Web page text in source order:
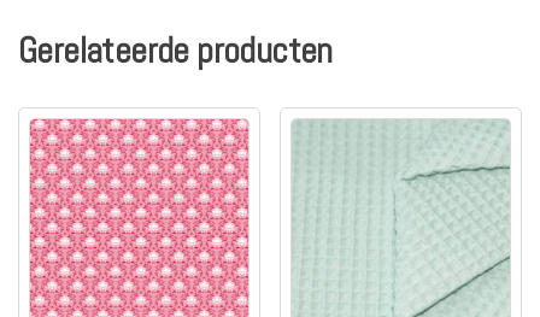
Gerelateerde producten